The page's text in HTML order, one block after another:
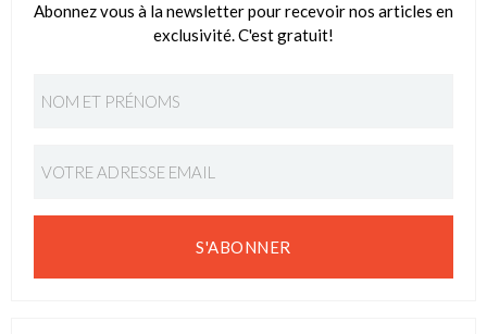
Abonnez vous à la newsletter pour recevoir nos articles en
exclusivité. C'est gratuit!
S'ABONNER